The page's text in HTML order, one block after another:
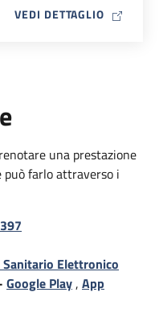
VEDI DETTAGLIO MAP ICON
una prestazione
può farlo attraverso i
Sanitario Elettronico
Google Play, App